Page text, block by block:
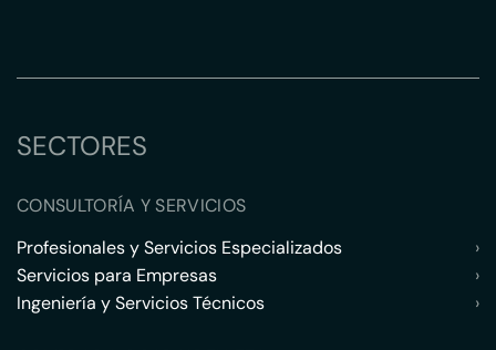
SECTORES
CONSULTORÍA Y SERVICIOS
Profesionales y Servicios Especializados
›
Servicios para Empresas
›
Ingeniería y Servicios Técnicos
›